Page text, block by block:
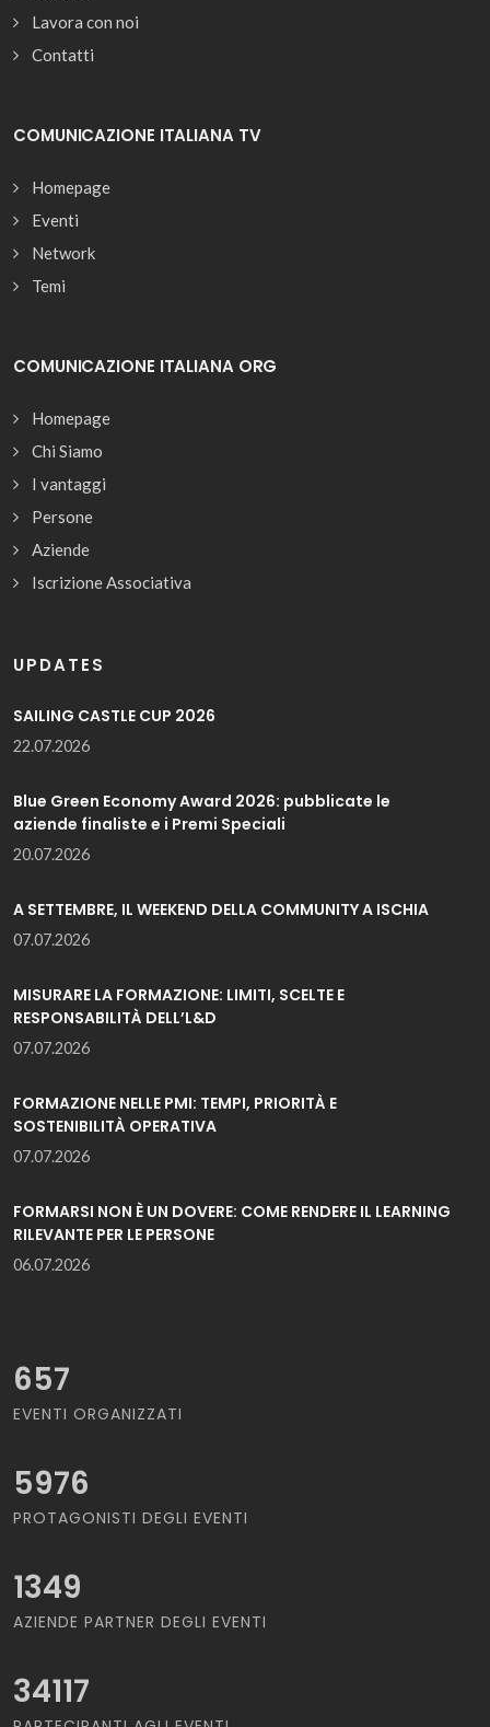
Lavora con noi
Contatti
COMUNICAZIONE ITALIANA TV
Homepage
Eventi
Network
Temi
COMUNICAZIONE ITALIANA ORG
Homepage
Chi Siamo
I vantaggi
Persone
Aziende
Iscrizione Associativa
UPDATES
SAILING CASTLE CUP 2026
22.07.2026
Blue Green Economy Award 2026: pubblicate le
aziende finaliste e i Premi Speciali
20.07.2026
A SETTEMBRE, IL WEEKEND DELLA COMMUNITY A ISCHIA
07.07.2026
MISURARE LA FORMAZIONE: LIMITI, SCELTE E
RESPONSABILITÀ DELL’L&D
07.07.2026
FORMAZIONE NELLE PMI: TEMPI, PRIORITÀ E
SOSTENIBILITÀ OPERATIVA
07.07.2026
FORMARSI NON È UN DOVERE: COME RENDERE IL LEARNING
RILEVANTE PER LE PERSONE
06.07.2026
657
EVENTI ORGANIZZATI
5976
PROTAGONISTI DEGLI EVENTI
1349
AZIENDE PARTNER DEGLI EVENTI
34117